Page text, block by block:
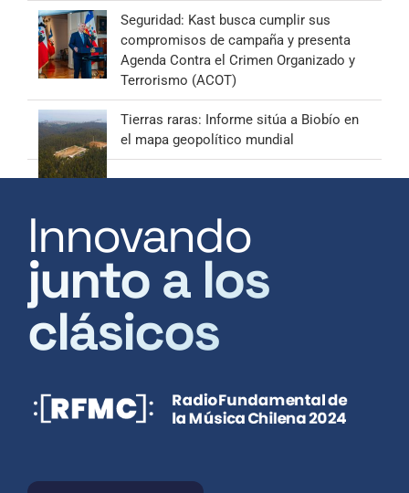
Seguridad: Kast busca cumplir sus
compromisos de campaña y presenta
Agenda Contra el Crimen Organizado y
Terrorismo (ACOT)
Tierras raras: Informe sitúa a Biobío en
el mapa geopolítico mundial
Innovando
junto a los
clásicos